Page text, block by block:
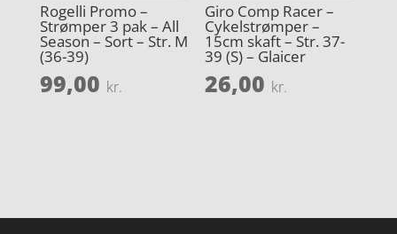
Rogelli Promo –
Strømper 3 pak – All
Season – Sort – Str. M
(36-39)
99,00 kr.
Giro Comp Racer –
Cykelstrømper –
15cm skaft – Str. 37-
39 (S) – Glaicer
26,00 kr.